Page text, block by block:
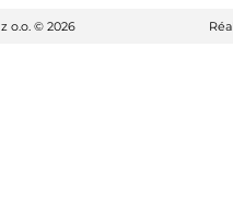
o.o. © 2026